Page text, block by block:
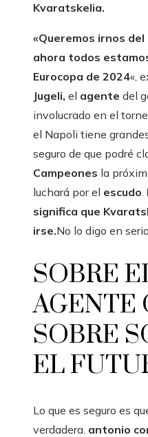
Kvaratskelia.
«Queremos irnos
ahora todos
Eurocopa de 2024«,
Jugeli, el agente del
involucrado en el
el Napoli tiene
seguro de que podré
Campeones la
luchará por el escudo.
significa que
irse.No lo digo en
SOBRE
AGENTE
SOBRE
EL
Lo que es seguro es
verdadera. antonio